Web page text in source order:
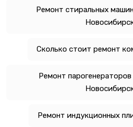
Ремонт стиральных
Сколько стоит ремонт
Ремонт
Ремонт индукционных